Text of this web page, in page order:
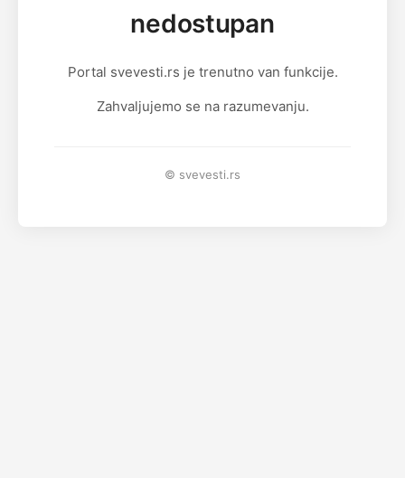
nedostupan
Portal svevesti.rs je trenutno van funkcije.
Zahvaljujemo se na razumevanju.
© svevesti.rs